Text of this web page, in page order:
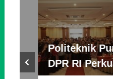
Politeknik
DPR RI Perkuat